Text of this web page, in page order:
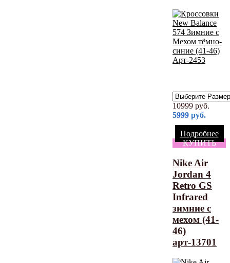
10999 руб.
5999 руб.
Подробнее
КУПИТЬ
Nike Air
Jordan 4
Retro GS
Infrared
зимние с
мехом (41-
46)
арт-13701